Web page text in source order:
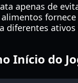
apenas de
diferentes
Início do